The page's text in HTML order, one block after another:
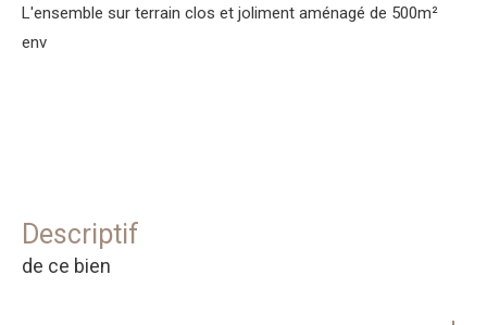
L'ensemble sur terrain clos et joliment aménagé de 500m²
env
descriptif
de ce bien